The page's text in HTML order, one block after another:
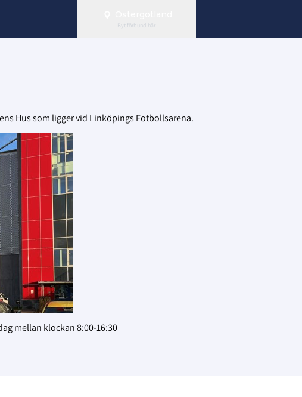
Byt förbund här
Hus som ligger vid Linköpings Fotbollsarena.
mellan klockan 8:00-16:30